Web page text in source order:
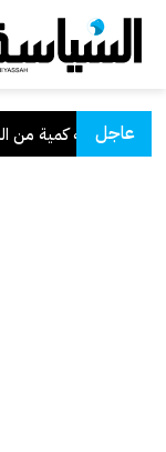
عاجل
وبحوزته كمية من